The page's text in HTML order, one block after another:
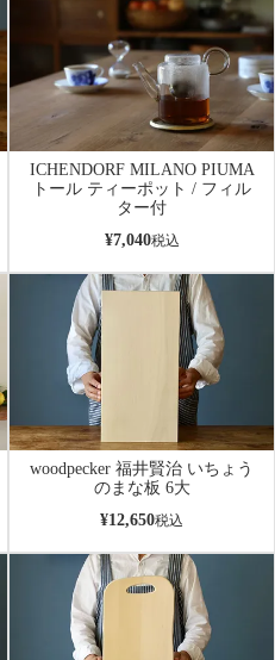
ICHENDORF MILANO PIUMA
トール ティーポット / フィル
ター付
¥7,040税込
woodpecker 福井賢治 いちょう
のまな板 6大
¥12,650税込